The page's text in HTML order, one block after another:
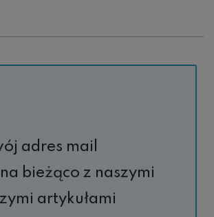
adres mail
bieżąco z naszymi
artykułami